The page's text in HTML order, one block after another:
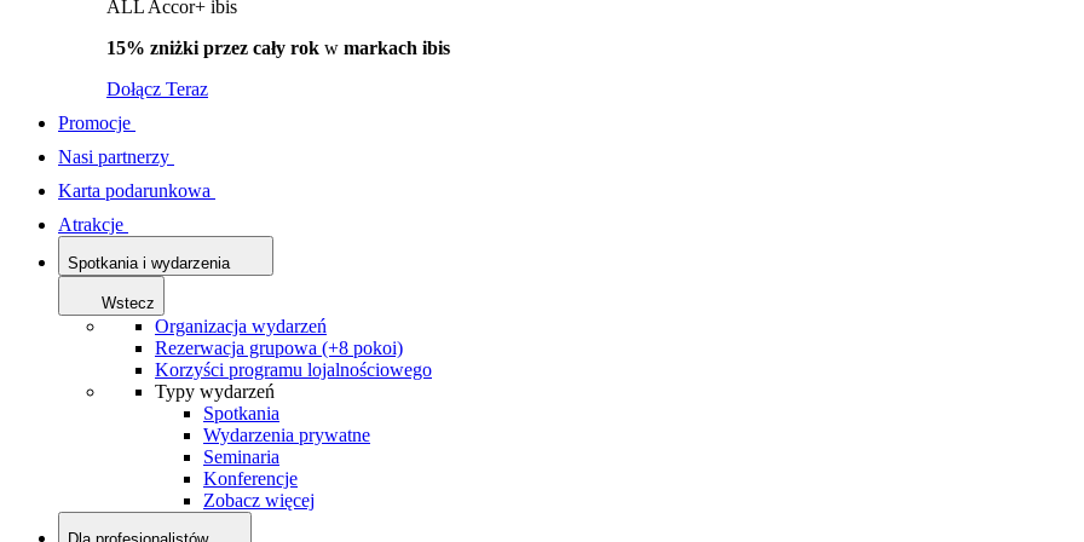
ALL Accor+ ibis
15% zniżki przez cały rok w markach ibis
Dołącz Teraz
Promocje
Nasi partnerzy
Karta podarunkowa
Atrakcje
Spotkania i wydarzenia
Wstecz
Organizacja wydarzeń
Rezerwacja grupowa (+8 pokoi)
Korzyści programu lojalnościowego
Typy wydarzeń
Spotkania
Wydarzenia prywatne
Seminaria
Konferencje
Zobacz więcej